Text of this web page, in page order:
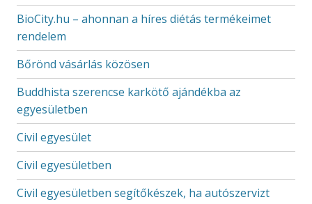
BioCity.hu – ahonnan a híres diétás termékeimet
rendelem
Bőrönd vásárlás közösen
Buddhista szerencse karkötő ajándékba az
egyesületben
Civil egyesület
Civil egyesületben
Civil egyesületben segítőkészek, ha autószervizt